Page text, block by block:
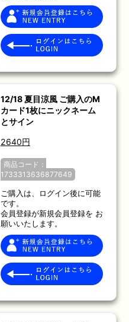
12/18 夏目涼風 ご購入のM
カード1枚にニックネーム
とサイン
2640円
商品コード：
1733313636877649
ご購入は、ログイン後に可能
です。
会員登録が新規会員登録を お
願いいたします。